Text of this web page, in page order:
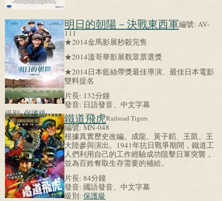
明日的朝陽－決戰東西軍編號: AV-
111
★2014金馬影展秒殺完售
★2014溫哥華影展觀眾票選獎
★2014日本藍絲帶獎最佳導演、最佳日本電影
雙料提名
片長: 132分鐘
發音: 日語發音、中文字幕
級別:保護級 鐵道飛虎Railroad Tigers
編號:MN-048
根據真實歷史改編。成龍、黃子韜、王凱、王
大陸參與演出。1941年抗日戰爭期間，鐵道工
人們利用自己的工作經驗成功阻擊日軍突襲，
並為百姓奪取生存需要的補給。
片長: 84分鐘
發音: 國語發音、中文字幕
級別: 保護級